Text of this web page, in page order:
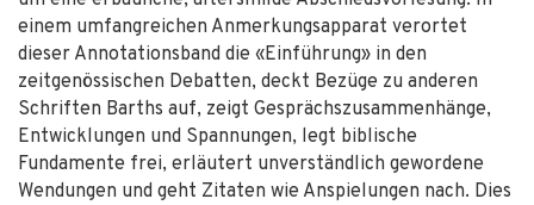
einem umfangreichen Anmerkungsapparat verortet
dieser Annotationsband die «Einführung» in den
zeitgenössischen Debatten, deckt Bezüge zu anderen
Schriften Barths auf, zeigt Gesprächszusammenhänge,
Entwicklungen und Spannungen, legt biblische
Fundamente frei, erläutert unverständlich gewordene
Wendungen und geht Zitaten wie Anspielungen nach. Dies